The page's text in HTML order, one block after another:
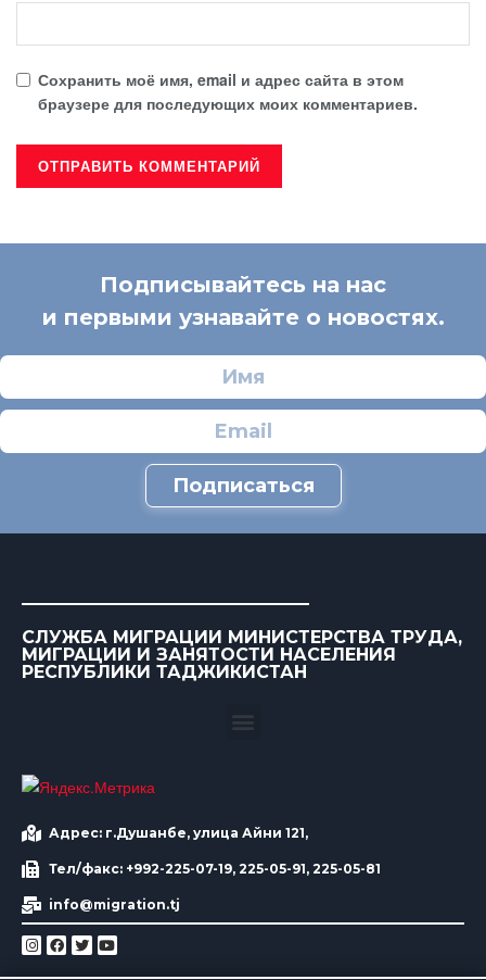
Сохранить моё имя, email и адрес сайта в этом
браузере для последующих моих комментариев.
Подписывайтесь на нас
и первыми узнавайте о новостях.
Подписаться
СЛУЖБА МИГРАЦИИ МИНИСТЕРСТВА ТРУДА,
МИГРАЦИИ И ЗАНЯТОСТИ НАСЕЛЕНИЯ
РЕСПУБЛИКИ ТАДЖИКИСТАН
Адрес: г.Душанбе, улица Айни 121,
Тел/факс: +992-225-07-19, 225-05-91, 225-05-81
info@migration.tj